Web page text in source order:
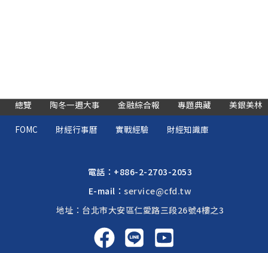
總覽 陶冬一週大事 金融綜合報 專題典藏 美銀美林
FOMC 財經行事曆 實戰經驗 財經知識庫
電話： +886-2-2703-2053
E-mail：service@cfd.tw
地址：台北市大安區仁愛路三段26號4樓之3